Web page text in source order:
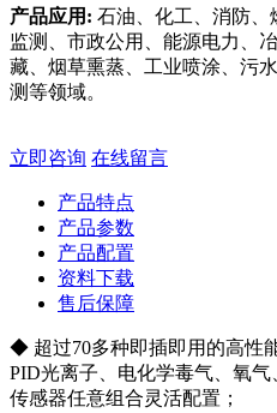
产品应用: 石油、化工、消防、
监测、市政公用、能源电力、
藏、烟草熏蒸、工业喷涂、污
测等领域。
立即咨询 在线留言
产品特点
产品参数
产品配置
资料下载
售后保障
◆ 超过70多种即插即用的高性
PID光离子、电化学毒气、氧气
传感器任意组合灵活配置；